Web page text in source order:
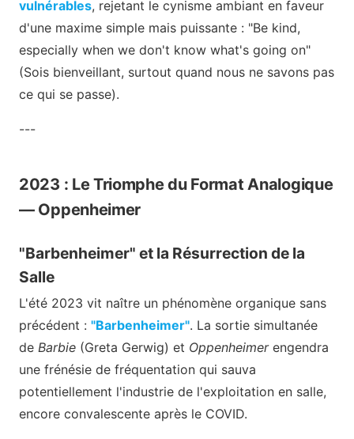
vulnérables, rejetant le cynisme ambiant en faveur
d'une maxime simple mais puissante : "Be kind,
especially when we don't know what's going on"
(Sois bienveillant, surtout quand nous ne savons pas
ce qui se passe).
---
2023 : Le Triomphe du Format Analogique
— Oppenheimer
"Barbenheimer" et la Résurrection de la
Salle
L'été 2023 vit naître un phénomène organique sans
précédent : "Barbenheimer". La sortie simultanée
de Barbie (Greta Gerwig) et Oppenheimerengendra
une frénésie de fréquentation qui sauva
potentiellement l'industrie de l'exploitation en salle,
encore convalescente après le COVID.